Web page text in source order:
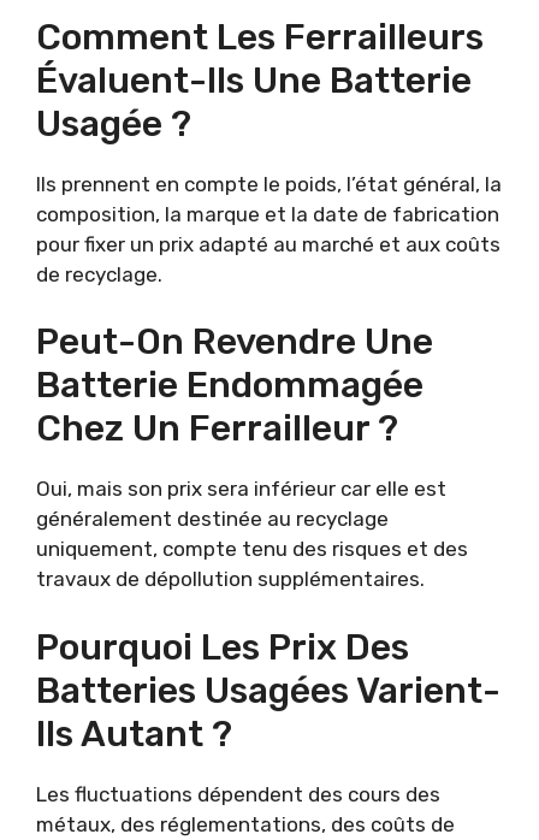
Comment Les Ferrailleurs
Évaluent-Ils Une Batterie
Usagée ?
Ils prennent en compte le poids, l’état général, la
composition, la marque et la date de fabrication
pour fixer un prix adapté au marché et aux coûts
de recyclage.
Peut-On Revendre Une
Batterie Endommagée
Chez Un Ferrailleur ?
Oui, mais son prix sera inférieur car elle est
généralement destinée au recyclage
uniquement, compte tenu des risques et des
travaux de dépollution supplémentaires.
Pourquoi Les Prix Des
Batteries Usagées Varient-
Ils Autant ?
Les fluctuations dépendent des cours des
métaux, des réglementations, des coûts de